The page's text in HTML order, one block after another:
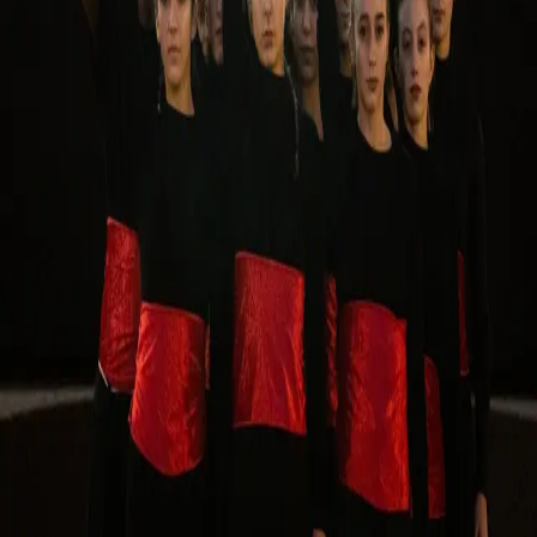
dito de corpos vivos, de pessoas nas suas relações de prazer, de
trabalho, de sofrimento, de amor, enfim, das suas relações de vida.
No diálogo: A Alma e a Dança de Paul Valéry, Fedro um dos
discípulos de Sócrates diz no Banquete: "o amor é dos deuses, o
mais antigo, o mais honrado e o mais poderoso para a aquisição da
virtude e da felicidade entre a humanidade". Poderá um simples
como os modos que exprimem pontualmente o ser. E com isto
fundar a liberdade e portante a responsabilidade do sujeito.
Parafraseando Giorgio Agamben, o carácter do gesto como sendo o
meio e não o fim, traz uma forma de abordar a ação do corpo como
um elemento que rompe dentro da sua subtileza as construções
fechadas e passa a constituir uma ação que se estabelece de forma
aberta e fluida.
Para além de pensantes, somos também seres que agem no mundo,
que se relacionam com outros seres humanos, animais, plantas,
coisas, fatos e acontecimentos e exprimimos estas relações tanto por
meio da linguagem quanto por meio de gestos e ações.
ELISABETE MAGALHÃES
INTERPRETAÇÃO